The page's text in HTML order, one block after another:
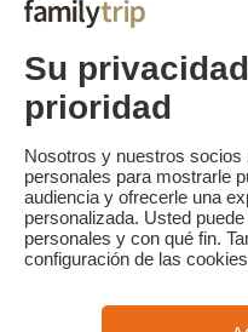
Familytrip
¿Quiénes somos?
Condiciones
Lo que la prensa dice de nosotros
Pago seguro
Su
prioridad
Nosotros y nuestros
personales para mostrarle
audiencia y ofrecerle una
personalizada. Usted
personales y con qué fin.
configuración de las